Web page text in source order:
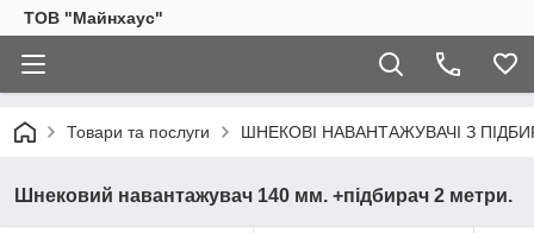
ТОВ "Майнхаус"
Товари та послуги ШНЕКОВІ НАВАНТАЖУВАЧІ З
Шнековий навантажувач 140 мм. +підбирач 2 метри.